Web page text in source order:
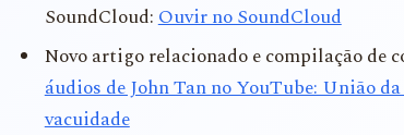
SoundCloud:Ouvir no SoundCloud
Novo artigo relacionado e compilação de
áudios de John Tan no YouTube: União
vacuidade